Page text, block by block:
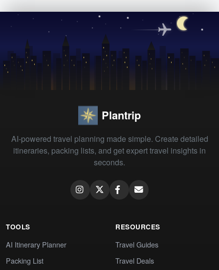
Plantrip
AI-powered travel planning made simple. Create detailed
itineraries, packing lists, and get expert travel insights in
seconds.
TOOLS
AI Itinerary Planner
Packing List
RESOURCES
Travel Guides
Travel Deals